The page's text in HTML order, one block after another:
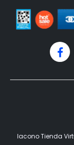
Iacono Tienda